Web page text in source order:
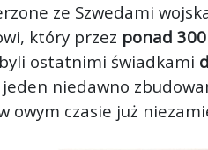
ze Szwedami
który przez ponad
ostatnimi świadkami
jeden niedawno
owym czasie już